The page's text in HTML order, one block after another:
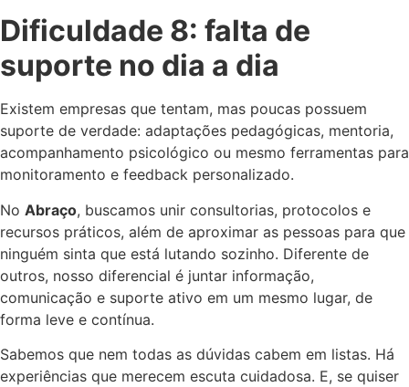
Dificuldade 8: falta de
suporte no dia a dia
Existem empresas que tentam, mas poucas possuem
suporte de verdade: adaptações pedagógicas, mentoria,
acompanhamento psicológico ou mesmo ferramentas para
monitoramento e feedback personalizado.
No Abraço, buscamos unir consultorias, protocolos e
recursos práticos, além de aproximar as pessoas para que
ninguém sinta que está lutando sozinho. Diferente de
outros, nosso diferencial é juntar informação,
comunicação e suporte ativo em um mesmo lugar, de
forma leve e contínua.
Sabemos que nem todas as dúvidas cabem em listas. Há
experiências que merecem escuta cuidadosa. E, se quiser